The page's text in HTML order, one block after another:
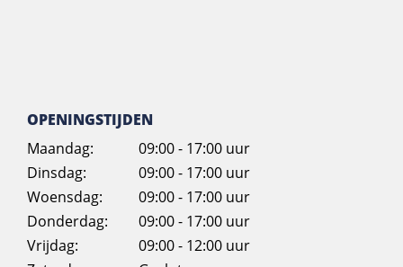
OPENINGSTIJDEN
Maandag:
09:00 - 17:00 uur
Dinsdag:
09:00 - 17:00 uur
Woensdag:
09:00 - 17:00 uur
Donderdag:
09:00 - 17:00 uur
Vrijdag:
09:00 - 12:00 uur